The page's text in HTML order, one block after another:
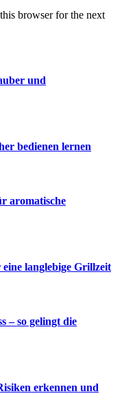
browser for the next
und
bedienen lernen
aromatische
eine langlebige Grillzeit
– so gelingt die
erkennen und